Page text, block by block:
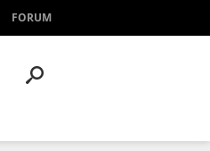
FORUM